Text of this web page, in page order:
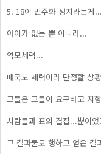
5. 18이 민주화 성지라는게
어이가 없는 뿐 아니라...
역모세력...
매국노 세력이라 단정할 상
그들은 그들이 요구하고 지
사람들과 표의 결집...뿐이
그 결과물로 행하고 얻은 결